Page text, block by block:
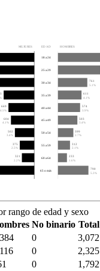
MUJERES EDAD HOMBRES
18 a 24
25 a 29
761
5.1%
30 a 34
611
4.1%
35 a 39
669
4.5%
574
3.9%
40 a 44
604
4.1%
503
3.4%
45 a 49
502
3.4%
399
2.7%
50 a 54
375
2.5%
312
2.1%
55 a 59
321
2.2%
233
1.6%
60 a 64
790
5.3%
65 o más
rango de edad y sexo
No binario Total
0 3,072
0 2,325
0 1,792